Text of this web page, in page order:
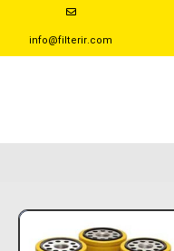
info@filterir.com